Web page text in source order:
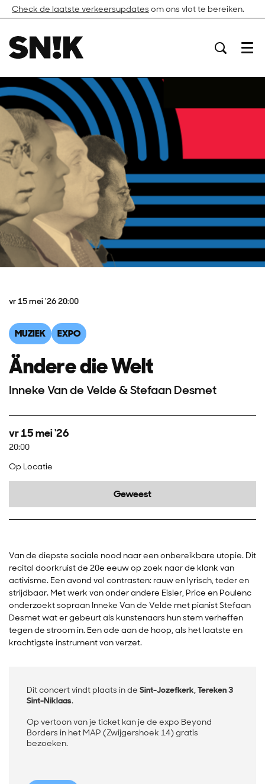
Check de laatste verkeersupdates om ons vlot te bereiken.
Menu
MUZIEK EXPO
Ändere die Welt
Inneke Van de Velde & Stefaan Desmet
vr 15 mei '2620:00
vr 15 mei '26
20:00
Op Locatie
Geweest
Van de diepste sociale nood naar een onbereikbare utopie. Dit
recital doorkruist de 20e eeuw op zoek naar de klank van
activisme. Een avond vol contrasten: rauw en lyrisch, teder en
strijdbaar. Met werk van onder andere Eisler, Price en Poulenc
onderzoekt sopraan Inneke Van de Velde met pianist Stefaan
Desmet wat er gebeurt als kunstenaars hun stem verheffen
tegen de stroom in. Een ode aan de hoop, als het laatste en
krachtigste instrument van verzet.
Dit concert vindt plaats in de Sint-Jozefkerk, Tereken 3
Sint-Niklaas.
Op vertoon van je ticket kan je de expo Beyond
Borders in het MAP (Zwijgershoek 14) gratis
bezoeken.